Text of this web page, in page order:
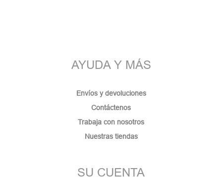
AYUDA Y MÁS
Envíos y devoluciones
Contáctenos
Trabaja con nosotros
Nuestras tiendas
SU CUENTA